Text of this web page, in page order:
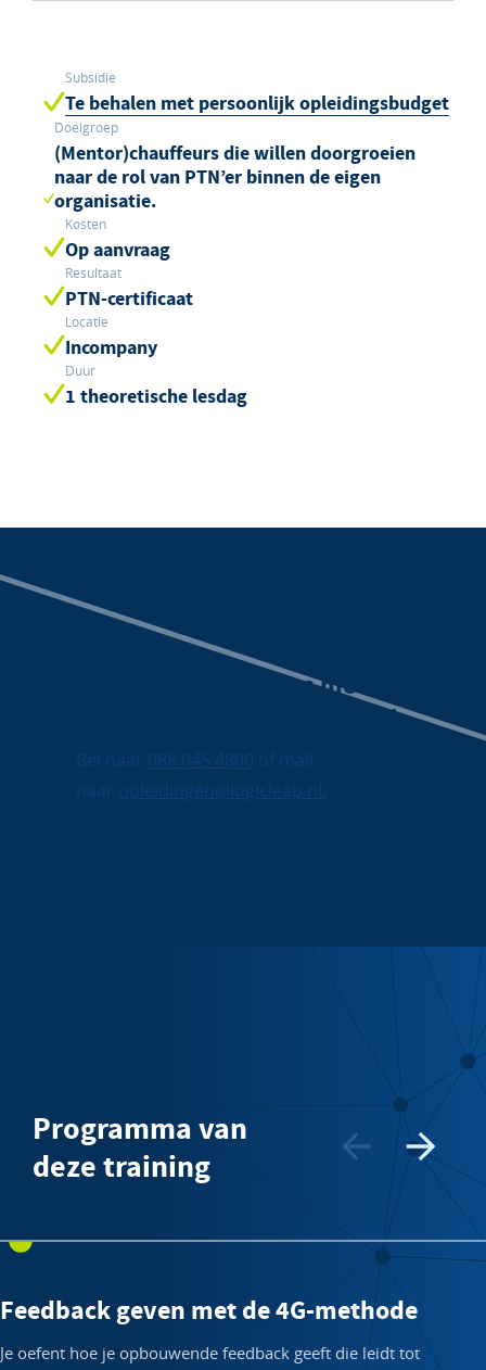
Subsidie
Te behalen met persoonlijk opleidingsbudget
Doelgroep
(Mentor)chauffeurs die willen doorgroeien
naar de rol van PTN’er binnen de eigen
organisatie.
Kosten
Op aanvraag
Resultaat
PTN-certificaat
Locatie
Incompany
Duur
1 theoretische lesdag
Kunnen we je ergens mee
helpen? We helpen je graag!
Bel naar 088 045 4800 of mail
naar opleidingen@logicleap.nl.
Programma van
deze training
Feedback geven met de 4G-methode
Je oefent hoe je opbouwende feedback geeft die leidt tot